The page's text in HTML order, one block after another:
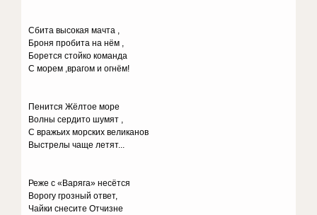
Сбита высокая мачта ,
Броня пробита на нём ,
Борется стойко команда
С морем ,врагом и огнём!
Пенится Жёлтое море
Волны сердито шумят ,
С вражьих морских великанов
Выстрелы чаще летят...
Реже с «Варяга» несётся
Ворогу грозный ответ,
Чайки снесите Отчизне